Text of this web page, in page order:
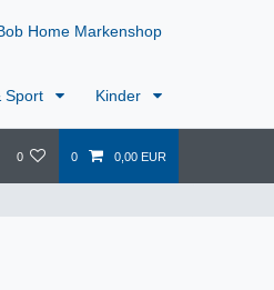
Home Markenshop
Sport Kinder
0 0 0,00 EUR